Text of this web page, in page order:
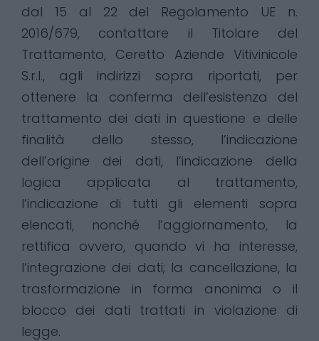
dal 15 al 22 del Regolamento UE n.
2016/679, contattare il Titolare del
Trattamento, Ceretto Aziende Vitivinicole
S.r.l., agli indirizzi sopra riportati, per
ottenere la conferma dell’esistenza del
trattamento dei dati in questione e delle
finalità dello stesso, l’indicazione
dell’origine dei dati, l’indicazione della
logica applicata al trattamento,
l’indicazione di tutti gli elementi sopra
elencati, nonché l’aggiornamento, la
rettifica ovvero, quando vi ha interesse,
l’integrazione dei dati; la cancellazione, la
trasformazione in forma anonima o il
blocco dei dati trattati in violazione di
legge.